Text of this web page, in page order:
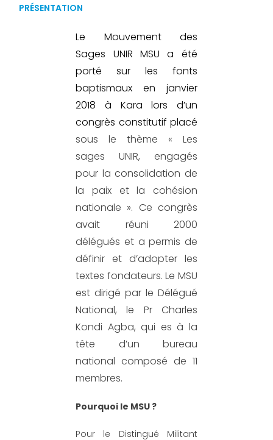
PRÉSENTATION
Le Mouvement des
Sages UNIR MSU a été
porté sur les fonts
baptismaux en janvier
2018 à Kara lors d’un
congrès constitutif placé
sous le thème « Les
sages UNIR, engagés
pour la consolidation de
la paix et la cohésion
nationale ». Ce congrès
avait réuni 2000
délégués et a permis de
définir et d’adopterles
textes fondateurs. Le MSU
est dirigé par le Délégué
National, le Pr Charles
Kondi Agba, qui es à la
tête d’un bureau
national composé de 11
membres.
Pourquoi le MSU ?
Pour le Distingué Militant